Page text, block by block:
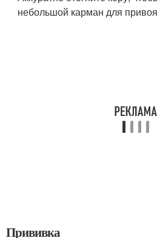
небольшой карман для
Прививка